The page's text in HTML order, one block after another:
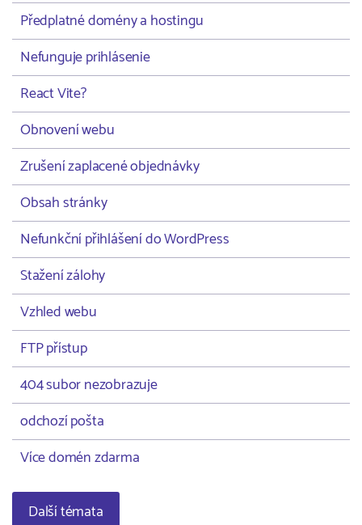
Předplatné domény a hostingu
Nefunguje prihlásenie
React Vite?
Obnovení webu
Zrušení zaplacené objednávky
Obsah stránky
Nefunkční přihlášení do WordPress
Stažení zálohy
Vzhled webu
FTP přístup
404 subor nezobrazuje
odchozí pošta
Více domén zdarma
Další témata